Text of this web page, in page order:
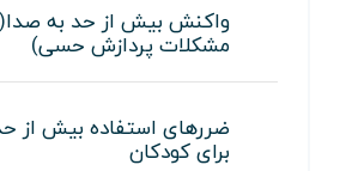
واکنش بیش از حد به
مشکلات پردازش حسی)
ضررهای استفاده بیش از
برای کودکان